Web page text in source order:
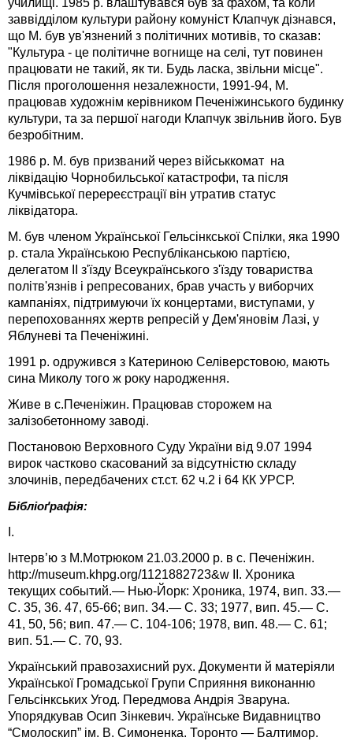
заввідділом культури району комуніст Клапчук дізнався,
що М. був ув'язнений з політичних мотивів, то сказав:
"Культура - це політичне вогнище на селі, тут повинен
працювати не такий, як ти. Будь ласка, звільни місце".
Після проголошення незалежности, 1991-94, М.
працював художнім керівником Печеніжинського будинку
культури, та за першої нагоди Клапчук звільнив його. Був
безробітним.
1986 р. М. був призваний через військкомат на
ліквідацію Чорнобильської катастрофи, та після
Кучмівської перереєстрації він утратив статус
ліквідатора.
М. був членом Української Гельсінкської Спілки, яка 1990
р. стала Українською Республіканською партією,
делегатом ІІ з'їзду Всеукраїнського з'їзду товариства
політв'язнів і репресованих, брав участь у виборчих
кампаніях, підтримуючи їх концертами, виступами, у
перепохованнях жертв репресій у Дем'яновім Лазі, у
Яблуневі та Печеніжині.
1991 р. одружився з Катериною Селіверстовою, мають
сина Миколу того ж року народження.
Живе в с.Печеніжин. Працював сторожем на
залізобетонному заводі.
Постановою Верховного Суду України від 9.07 1994
вирок частково скасований за відсутністю складу
злочинів, передбачених ст.ст. 62 ч.2 і 64 КК УРСР.
Бібліоґрафія:
І.
Інтерв’ю з М.Мотрюком 21.03.2000 р. в с. Печеніжин.
http://museum.khpg.org/1121882723&w ІІ. Хроника
текущих событий.— Нью-Йорк: Хроника, 1974, вип. 33.—
С. 35, 36. 47, 65-66; вип. 34.— С. 33; 1977, вип. 45.— С.
41, 50, 56; вип. 47.— С. 104-106; 1978, вип. 48.— С. 61;
вип. 51.— С. 70, 93.
Український правозахисний рух. Документи й матеріяли
Української Громадської Групи Сприяння виконанню
Гельсінкських Угод. Передмова Андрія Зваруна.
Упорядкував Осип Зінкевич. Українське Видавництво
“Смолоскип” ім. В. Симоненка. Торонто — Балтимор.